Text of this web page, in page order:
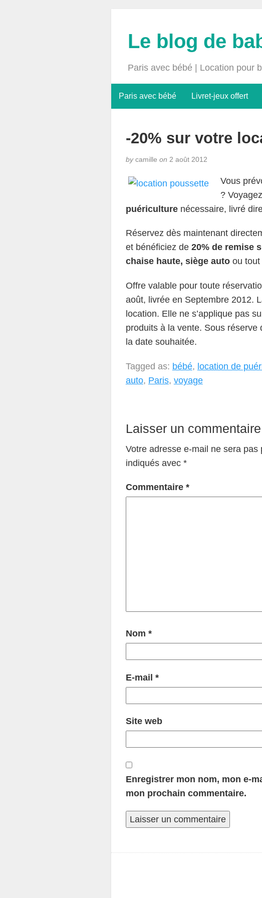
Le blog de
Paris avec bébé | Location pour
Paris avec bébé Livret-jeux offert
-20% sur votre
bycamille on 2 août 2012
Vous
?
puériculturenécessaire, livré
Réservez dès maintenant
et bénéficiez de 20% de remise
chaise haute, siège autoou tout
Offre valable pour toute
août, livrée en Septembre 2012.
location. Elle ne s’applique pas
produits à la vente. Sous
la date souhaitée.
Tagged as: bébé, location de
auto, Paris, voyage
Laisser un commentaire
Votre adresse e-mail ne sera pas
indiqués avec *
Commentaire *
Nom *
E-mail *
Site web
Enregistrer mon nom, mon e-
mon prochain commentaire.